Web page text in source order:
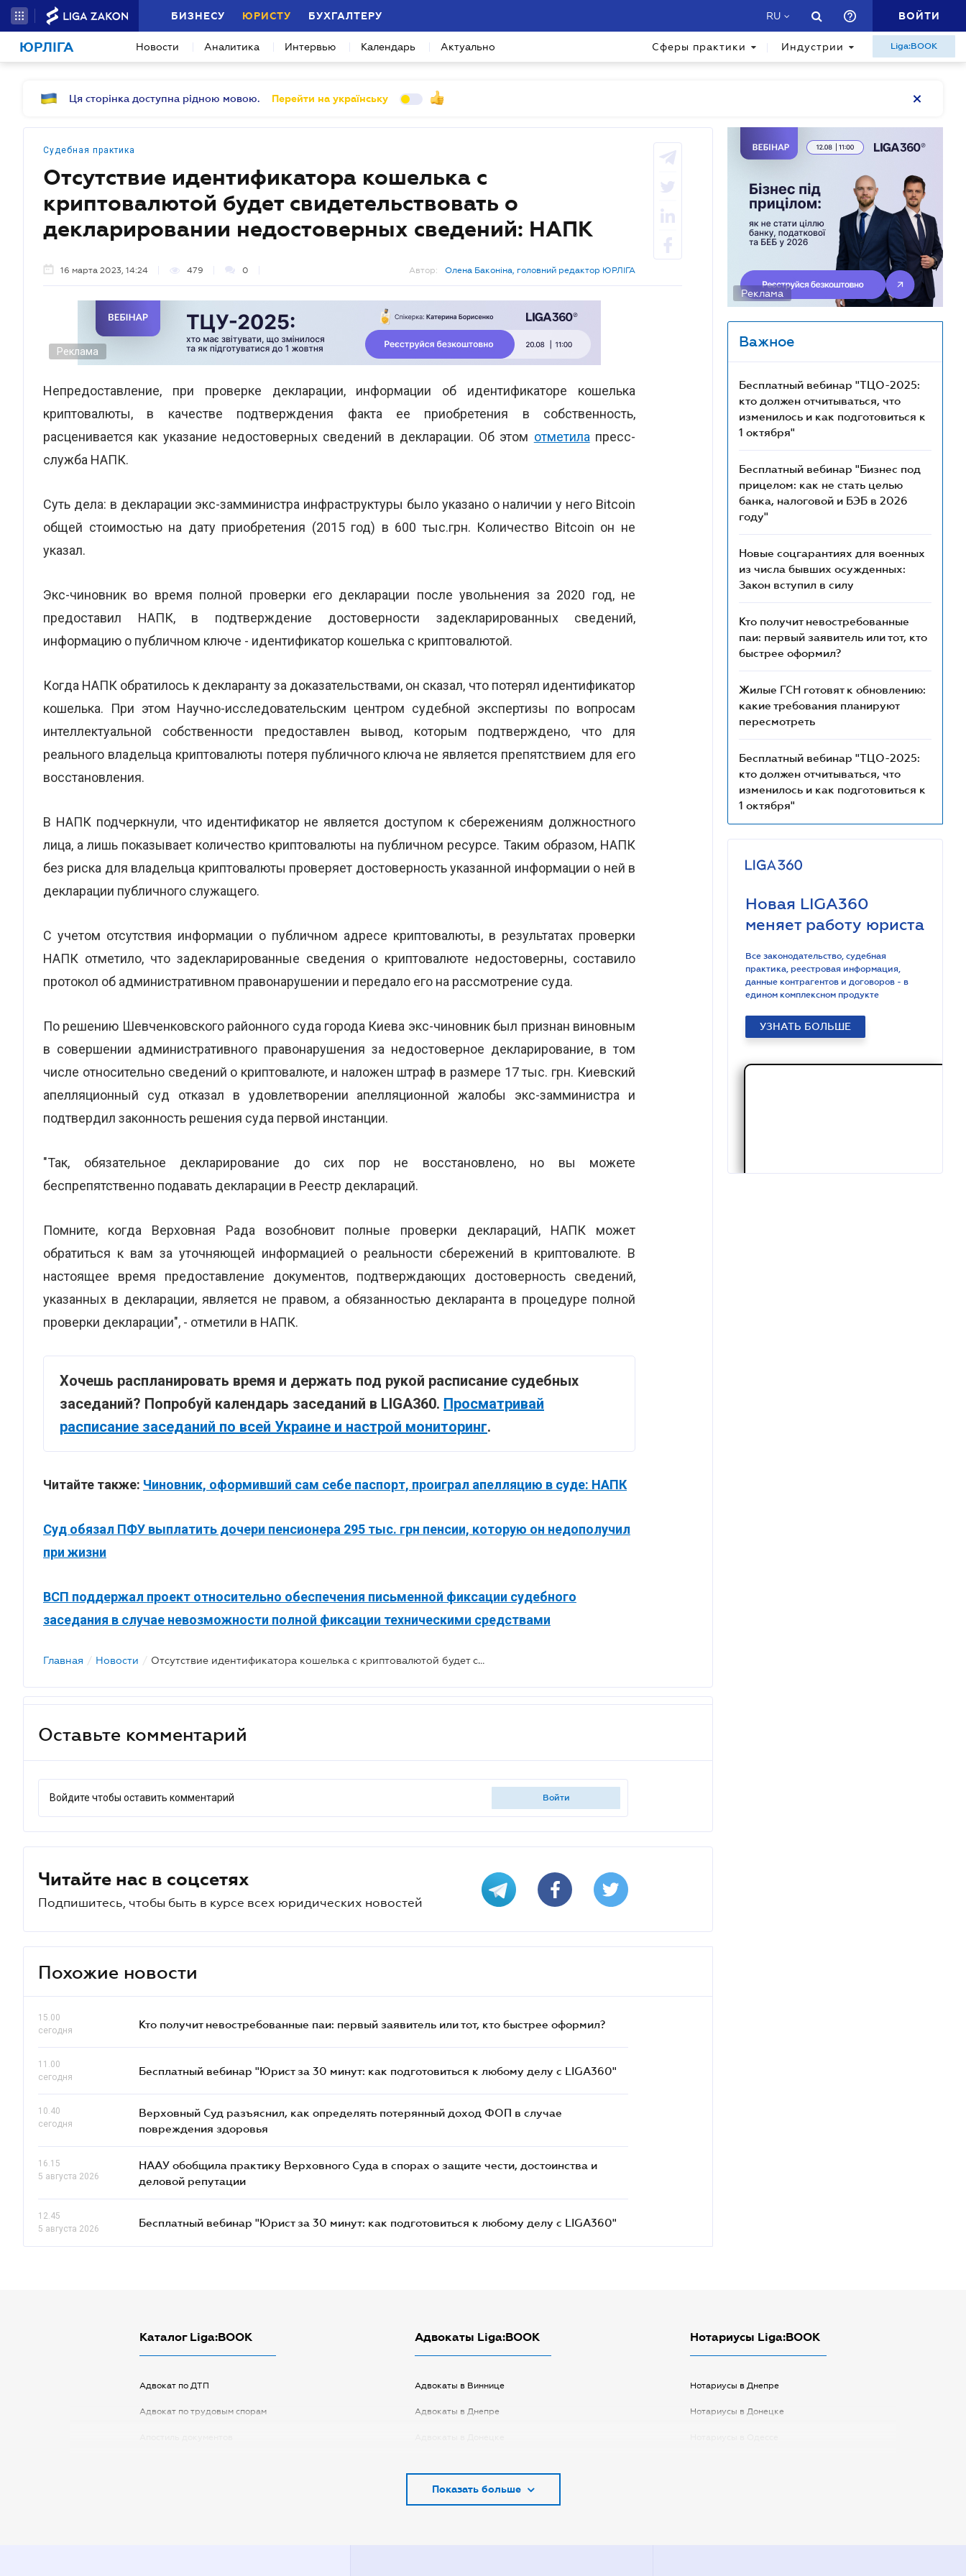
БИЗНЕСУ ЮРИСТУ БУХГАЛТЕРУ RU ВОЙТИ
ЮРЛІГА Новости Аналитика Интервью Календарь Актуально Сферы практики Индустрии Liga:BOOK
Ця сторінка доступна рідною мовою. Перейти на українську
Судебная практика
Отсутствие идентификатора кошелька с
криптовалютой будет свидетельствовать о
декларировании недостоверных сведений: НАПК
16 марта 2023, 14:24 479 0 Автор: Олена Баконіна, головний редактор ЮРЛІГА
Реклама
Непредоставление, при проверке декларации, информации об идентификаторе кошелька
криптовалюты, в качестве подтверждения факта ее приобретения в собственность,
расценивается как указание недостоверных сведений в декларации. Об этом отметила пресс-
служба НАПК.
Суть дела: в декларации экс-замминистра инфраструктуры было указано о наличии у него Bitcoin
общей стоимостью на дату приобретения (2015 год) в 600 тыс.грн. Количество Bitcoin он не
указал.
Экс-чиновник во время полной проверки его декларации после увольнения за 2020 год, не
предоставил НАПК, в подтверждение достоверности задекларированных сведений,
информацию о публичном ключе - идентификатор кошелька с криптовалютой.
Когда НАПК обратилось к декларанту за доказательствами, он сказал, что потерял идентификатор
кошелька. При этом Научно-исследовательским центром судебной экспертизы по вопросам
интеллектуальной собственности предоставлен вывод, которым подтверждено, что для
реального владельца криптовалюты потеря публичного ключа не является препятствием для его
восстановления.
В НАПК подчеркнули, что идентификатор не является доступом к сбережениям должностного
лица, а лишь показывает количество криптовалюты на публичном ресурсе. Таким образом, НАПК
без риска для владельца криптовалюты проверяет достоверность указанной информации о ней в
декларации публичного служащего.
С учетом отсутствия информации о публичном адресе криптовалюты, в результатах проверки
НАПК отметило, что задекларированные сведения о криптовалюте недостоверны, составило
протокол об административном правонарушении и передало его на рассмотрение суда.
По решению Шевченковского районного суда города Киева экс-чиновник был признан виновным
в совершении административного правонарушения за недостоверное декларирование, в том
числе относительно сведений о криптовалюте, и наложен штраф в размере 17 тыс. грн. Киевский
апелляционный суд отказал в удовлетворении апелляционной жалобы экс-замминистра и
подтвердил законность решения суда первой инстанции.
"Так, обязательное декларирование до сих пор не восстановлено, но вы можете
беспрепятственно подавать декларации в Реестр деклараций.
Помните, когда Верховная Рада возобновит полные проверки деклараций, НАПК может
обратиться к вам за уточняющей информацией о реальности сбережений в криптовалюте. В
настоящее время предоставление документов, подтверждающих достоверность сведений,
указанных в декларации, является не правом, а обязанностью декларанта в процедуре полной
проверки декларации", - отметили в НАПК.
Хочешь распланировать время и держать под рукой расписание судебных
заседаний? Попробуй календарь заседаний в LIGA360. Просматривай
расписание заседаний по всей Украине и настрой мониторинг.
Читайте также: Чиновник, оформивший сам себе паспорт, проиграл апелляцию в суде: НАПК
Суд обязал ПФУ выплатить дочери пенсионера 295 тыс. грн пенсии, которую он недополучил
при жизни
ВСП поддержал проект относительно обеспечения письменной фиксации судебного
заседания в случае невозможности полной фиксации техническими средствами
Главная / Новости / Отсутствие идентификатора кошелька с криптовалютой будет свидетельствовать о декларировании недостоверных сведений: НАПК
Оставьте комментарий
Войдите чтобы оставить комментарий войти
Читайте нас в соцсетях
Подпишитесь, чтобы быть в курсе всех юридических новостей
Похожие новости
15.00
сегодня
Кто получит невостребованные паи: первый заявитель или тот, кто быстрее оформил?
11.00
сегодня
Бесплатный вебинар "Юрист за 30 минут: как подготовиться к любому делу с LIGA360"
10.40
сегодня
Верховный Суд разъяснил, как определять потерянный доход ФОП в случае
повреждения здоровья
16.15
5 августа 2026
НААУ обобщила практику Верховного Суда в спорах о защите чести, достоинства и
деловой репутации
12.45
5 августа 2026
Бесплатный вебинар "Юрист за 30 минут: как подготовиться к любому делу с LIGA360"
Реклама
Важное
Бесплатный вебинар "ТЦО-2025:
кто должен отчитываться, что
изменилось и как подготовиться к
1 октября"
Бесплатный вебинар "Бизнес под
прицелом: как не стать целью
банка, налоговой и БЭБ в 2026
году"
Новые соцгарантиях для военных
из числа бывших осужденных:
Закон вступил в силу
Кто получит невостребованные
паи: первый заявитель или тот, кто
быстрее оформил?
Жилые ГСН готовят к обновлению:
какие требования планируют
пересмотреть
Бесплатный вебинар "ТЦО-2025:
кто должен отчитываться, что
изменилось и как подготовиться к
1 октября"
Новая LIGA360
меняет работу юриста
Все законодательство, судебная
практика, реестровая информация,
данные контрагентов и договоров - в
едином комплексном продукте
УЗНАТЬ БОЛЬШЕ
Каталог Liga:BOOK
Адвокат по ДТП
Адвокат по трудовым спорам
Адвокаты Liga:BOOK
Адвокаты в Виннице
Адвокаты в Днепре
Адвокаты в Киеве
Нотариусы Liga:BOOK
Нотариусы в Днепре
Нотариусы в Донецке
Показать больше